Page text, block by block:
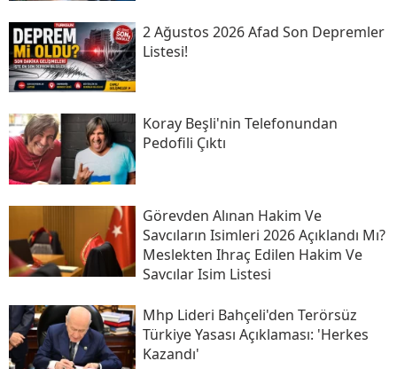
2 Ağustos 2026 Afad Son Depremler
Listesi!
Koray Beşli'nin Telefonundan
Pedofili Çıktı
Görevden Alınan Hakim Ve
Savcıların Isimleri 2026 Açıklandı Mı?
Meslekten Ihraç Edilen Hakim Ve
Savcılar Isim Listesi
Mhp Lideri Bahçeli'den Terörsüz
Türkiye Yasası Açıklaması: 'herkes
Kazandı'